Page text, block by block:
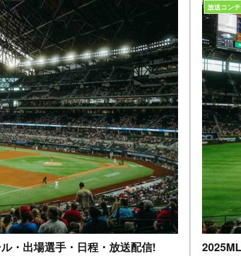
・出場選手・日程・放送配信!
放送コン